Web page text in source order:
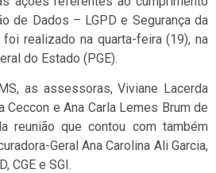
de Dados – LGPD e Segurança da
foi realizado na quarta-feira (19), na
do Estado (PGE).
as assessoras, Viviane Lacerda
Ceccon e Ana Carla Lemes Brum de
reunião que contou com também
Geral Ana Carolina Ali Garcia,
CGE e SGI.